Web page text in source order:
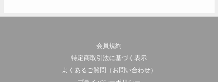
会員規約
特定商取引法に基づく表示
よくあるご質問（お問い合わせ）